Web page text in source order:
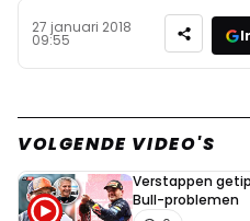
27 januari 2018
09:55
VOLGENDE VIDEO'S
Verstappen
Bull-problemen